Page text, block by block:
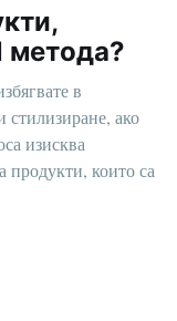
метода?
в
стилизиране, ако
изисква
които са